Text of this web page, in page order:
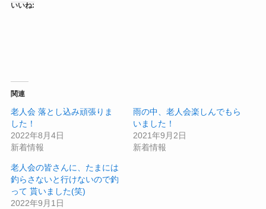
いいね:
関連
老人会 落とし込み頑張りま
した！
2022年8月4日
新着情報
雨の中、老人会楽しんでもら
いました！
2021年9月2日
新着情報
老人会の皆さんに、たまには
釣らさないと行けないので釣
って 貰いました(笑)
2022年9月1日